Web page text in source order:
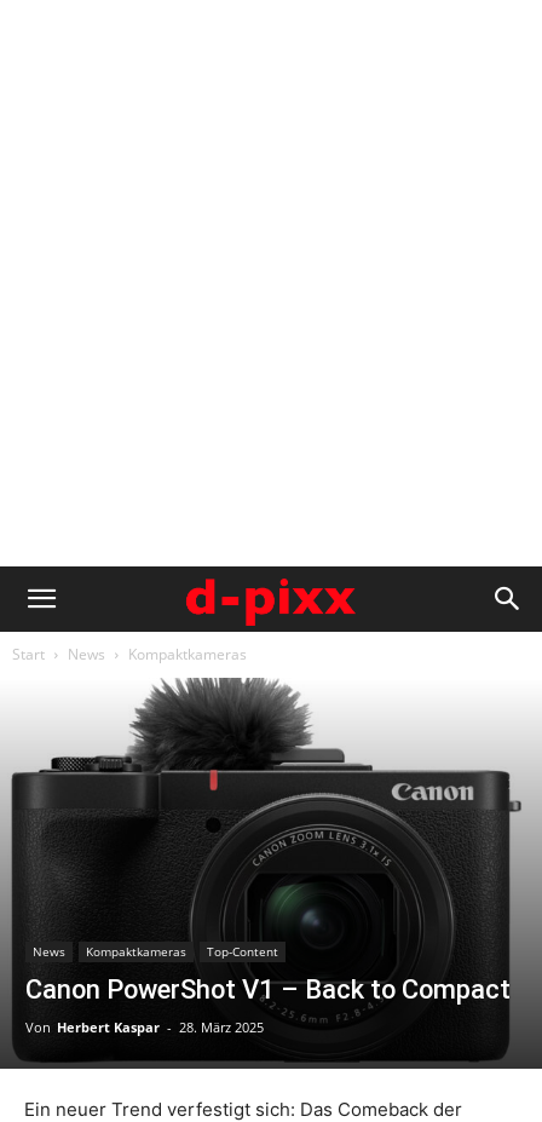
Start News Kompaktkameras
News Kompaktkameras Top-Content
Canon PowerShot V1 – Back to Compact
Von Herbert Kaspar - 28. März 2025
Ein neuer Trend verfestigt sich: Das Comeback der